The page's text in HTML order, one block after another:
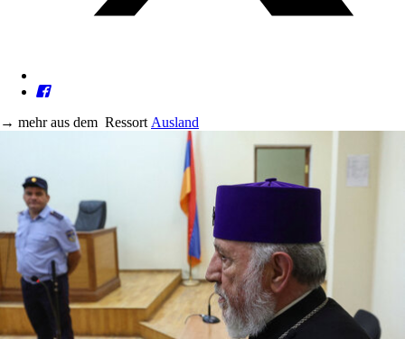
→ mehr aus dem Ressort Ausland